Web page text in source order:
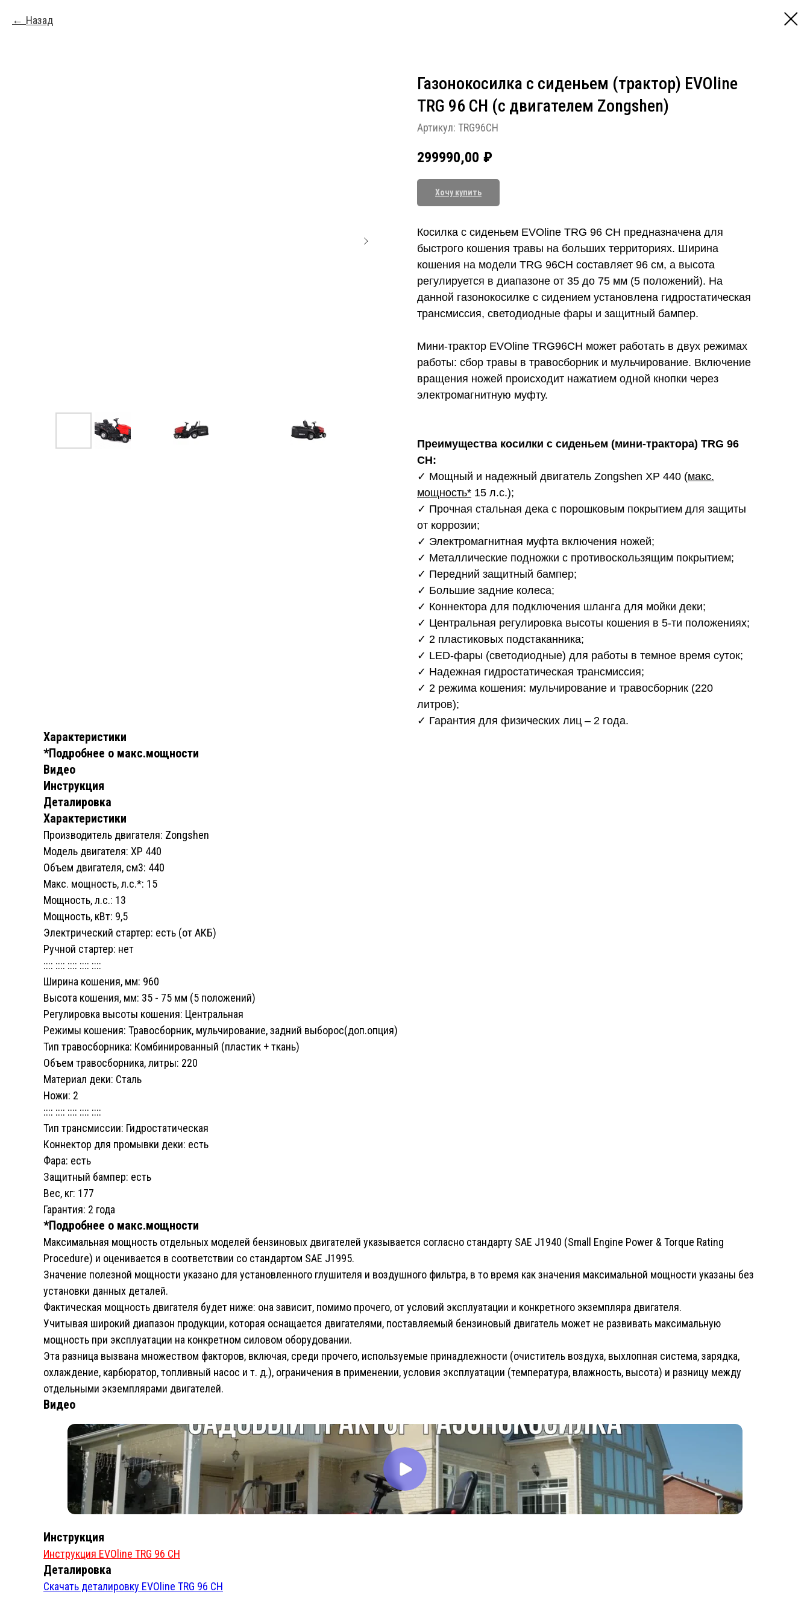
Назад
Газонокосилка с сиденьем (трактор) EVOline
TRG 96 CH (с двигателем Zongshen)
Артикул: TRG96CH
299990,00 ₽
Хочу купить
Косилка с сиденьем EVOline TRG 96 CH предназначена для
быстрого кошения травы на больших территориях. Ширина
кошения на модели TRG 96CH составляет 96 см, а высота
регулируется в диапазоне от 35 до 75 мм (5 положений). На
данной газонокосилке с сидением установлена гидростатическая
трансмиссия, светодиодные фары и защитный бампер.
Мини-трактор EVOline TRG96CH может работать в двух режимах
работы: сбор травы в травосборник и мульчирование. Включение
вращения ножей происходит нажатием одной кнопки через
электромагнитную муфту.
Преимущества косилки с сиденьем (мини-трактора) TRG 96
CH:
✓ Мощный и надежный двигатель Zongshen XP 440 (макс.
мощность* 15 л.с.);
✓ Прочная стальная дека с порошковым покрытием для защиты
от коррозии;
✓ Электромагнитная муфта включения ножей;
✓ Металлические подножки с противоскользящим покрытием;
✓ Передний защитный бампер;
✓ Большие задние колеса;
✓ Коннектора для подключения шланга для мойки деки;
✓ Центральная регулировка высоты кошения в 5-ти положениях;
✓ 2 пластиковых подстаканника;
✓ LED-фары (светодиодные) для работы в темное время суток;
✓ Надежная гидростатическая трансмиссия;
✓ 2 режима кошения: мульчирование и травосборник (220
литров);
✓ Гарантия для физических лиц – 2 года.
Характеристики
*Подробнее о макс.мощности
Видео
Инструкция
Деталировка
Характеристики
Производитель двигателя: Zongshen
Модель двигателя: XP 440
Объем двигателя, см3: 440
Макс. мощность, л.с.*: 15
Мощность, л.с.: 13
Мощность, кВт: 9,5
Электрический стартер: есть (от АКБ)
Ручной стартер: нет
:::: :::: :::: :::: ::::
Ширина кошения, мм: 960
Высота кошения, мм: 35 - 75 мм (5 положений)
Регулировка высоты кошения: Центральная
Режимы кошения: Травосборник, мульчирование, задний выборос(доп.опция)
Тип травосборника: Комбинированный (пластик + ткань)
Объем травосборника, литры: 220
Материал деки: Сталь
Ножи: 2
:::: :::: :::: :::: ::::
Тип трансмиссии: Гидростатическая
Коннектор для промывки деки: есть
Фара: есть
Защитный бампер: есть
Вес, кг: 177
Гарантия: 2 года
*Подробнее о макс.мощности
Максимальная мощность отдельных моделей бензиновых двигателей указывается согласно стандарту SAE J1940 (Small Engine Power & Torque Rating
Procedure) и оценивается в соответствии со стандартом SAE J1995.
Значение полезной мощности указано для установленного глушителя и воздушного фильтра, в то время как значения максимальной мощности указаны без
установки данных деталей.
Фактическая мощность двигателя будет ниже: она зависит, помимо прочего, от условий эксплуатации и конкретного экземпляра двигателя.
Учитывая широкий диапазон продукции, которая оснащается двигателями, поставляемый бензиновый двигатель может не развивать максимальную
мощность при эксплуатации на конкретном силовом оборудовании.
Эта разница вызвана множеством факторов, включая, среди прочего, используемые принадлежности (очиститель воздуха, выхлопная система, зарядка,
охлаждение, карбюратор, топливный насос и т. д.), ограничения в применении, условия эксплуатации (температура, влажность, высота) и разницу между
отдельными экземплярами двигателей.
Видео
Инструкция
Инструкция EVOline TRG 96 CH
Деталировка
Скачать деталировку EVOline TRG 96 CH